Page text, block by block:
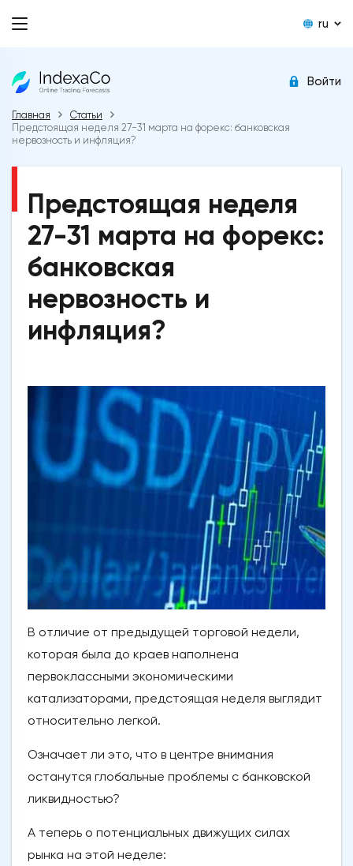
ru
Войти
Главная
Статьи
Предстоящая неделя 27-31 марта на форекс: банковская
нервозность и инфляция?
Предстоящая неделя
27-31 марта на форекс:
банковская
нервозность и
инфляция?
В отличие от предыдущей торговой недели,
которая была до краев наполнена
первоклассными экономическими
катализаторами, предстоящая неделя выглядит
относительно легкой.
Означает ли это, что в центре внимания
останутся глобальные проблемы с банковской
ликвидностью?
А теперь о потенциальных движущих силах
рынка на этой неделе: